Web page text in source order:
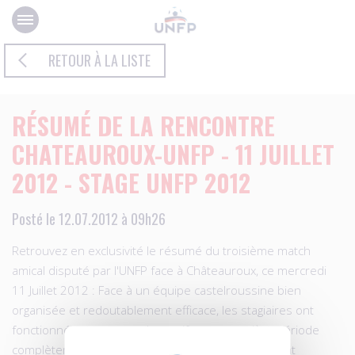
Panneau de gestion des cookies
RETOUR À LA LISTE
RÉSUMÉ DE LA RENCONTRE
CHATEAUROUX-UNFP - 11 JUILLET
2012 - STAGE UNFP 2012
Posté le 12.07.2012 à 09h26
Retrouvez en exclusivité le résumé du troisième match
amical disputé par l'UNFP face à Châteauroux, ce mercredi
11 Juillet 2012 : Face à un équipe castelroussine bien
organisée et redoutablement efficace, les stagiaires ont
fonctionné sur courant alternatif : une première période
complètement ratée et une équipe du Berri menant